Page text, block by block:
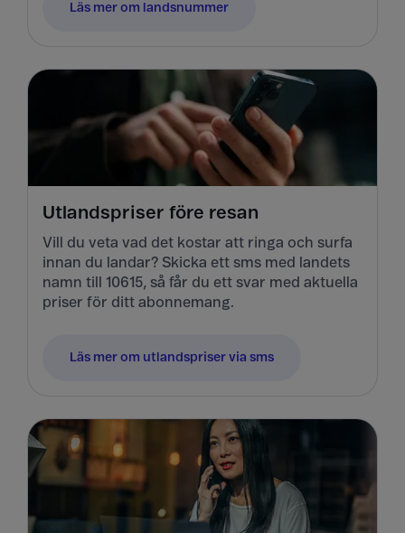
Läs mer om landsnummer
Utlandspriser före resan
Vill du veta vad det kostar att ringa och surfa
innan du landar? Skicka ett sms med landets
namn till 10615, så får du ett svar med aktuella
priser för ditt abonnemang.
Läs mer om utlandspriser via sms